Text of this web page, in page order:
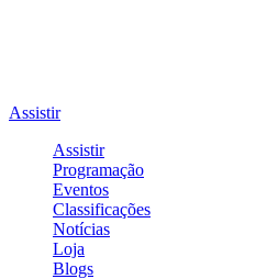
Assistir
Assistir
Programação
Eventos
Classificações
Notícias
Loja
Blogs